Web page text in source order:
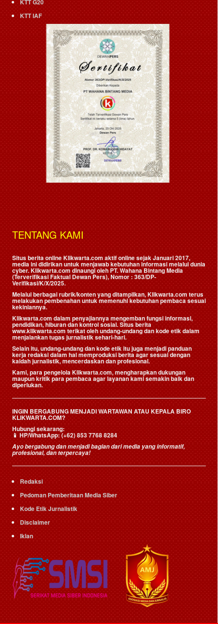
KTT G20
KTT IAF
TENTANG KAMI
Situs berita online Klikwarta.com aktif online sejak Januari 2017,
media ini didirikan untuk menjawab kebutuhan informasi melalui dunia
cyber. Klikwarta.com dinaungi oleh PT. Wahana Bintang Media
(Terverifikasi Faktual Dewan Pers), Nomor : 363/DP-
Verifikasi/K/X/2025.
Melalui berbagai rubrik/konten yang ditampilkan, Klikwarta.com terus
melakukan pembenahan untuk memenuhi kebutuhan pembaca sesuai
kekiniannya.
Klikwarta.com dalam penyajiannya mengemban fungsi informasi,
pendidikan, hiburan dan kontrol sosial. Situs berita
www.klikwarta.com terikat oleh undang-undang dan kode etik dalam
menjalankan tugas jurnalistik sehari-hari.
Selain itu, undang-undang dan kode etik itu juga menjadi panduan
kerja redaksi dalam hal memproduksi berita agar sesuai dengan
kaidah jurnalistik, mencerdaskan dan profesional.
Kami, para pengelola Klikwarta.com, mengharapkan dukungan
maupun kritik para pembaca agar layanan kami semakin baik dan
diperlukan.
INGIN BERGABUNG MENJADI WARTAWAN ATAU KEPALA BIRO
KLIKWARTA.COM?
Hubungi sekarang:
📱HP/WhatsApp:(+62) 853 7768 8284
Ayo bergabung dan menjadi bagian dari media yang informatif,
profesional, dan terpercaya!
Redaksi
Pedoman Pemberitaan Media Siber
Kode Etik Jurnalistik
Disclaimer
Iklan